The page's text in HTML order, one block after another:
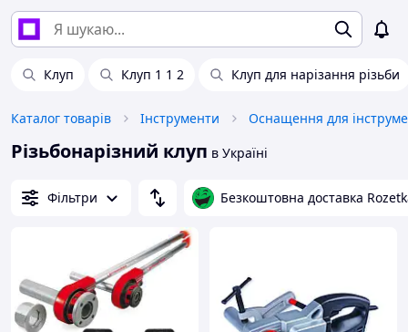
Клуп Клуп 1 1 2 Клуп для нарізання різьби
Каталог товарів Інструменти Оснащення для
Різьбонарізний клуп в Україні
Фільтри Безкоштовна доставка